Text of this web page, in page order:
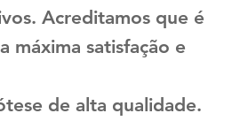
Acreditamos que é
máxima satisfação e
de alta qualidade.